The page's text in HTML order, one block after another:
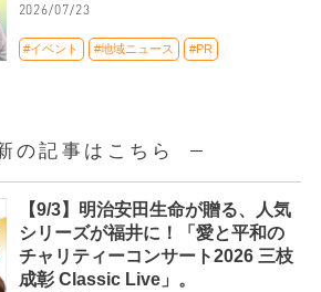
2026/07/23
#イベント #地域ニュース #PR
の記事はこちら
【9/3】明治安田生命が贈る、人気
シリーズが福井に！「愛と平和の
チャリティーコンサート2026 三枝
成彰 Classic Live」。